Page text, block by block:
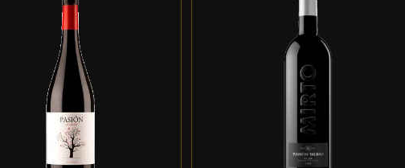
ADD TO CART DETALLES /